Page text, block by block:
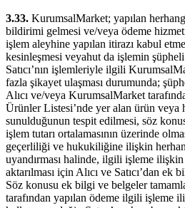
3.33. KurumsalMarket; yapılan
bildirimi gelmesi ve/veya ödeme
işlem aleyhine yapılan itirazı kabul
kesinleşmesi veyahut da işlemin
Satıcı’nın işlemleriyle ilgili
fazla şikayet ulaşması durumunda;
Alıcı ve/veya KurumsalMarket
Ürünler Listesi’nde yer alan ürün veya
sunulduğunun tespit edilmesi, söz
işlem tutarı ortalamasının üzerinde
geçerliliği ve hukukiliğine ilişkin
uyandırması halinde, ilgili işleme ilişkin
aktarılması için Alıcı ve Satıcı’dan
Söz konusu ek bilgi ve belgeler
tarafından yapılan ödeme ilgili işleme